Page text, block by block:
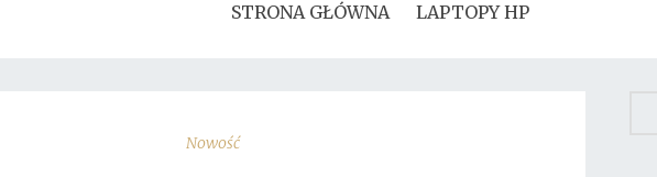
STRONA GŁÓWNA LAPTOPY HP
Nowość